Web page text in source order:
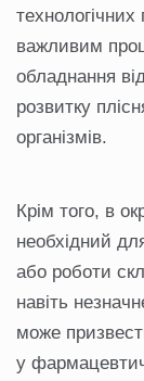
важливим
обладнання
розвитку
організмів.
Крім того, в
необхідний
або роботи
навіть
може
у